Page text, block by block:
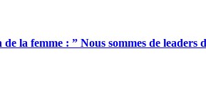
la femme : ” Nous sommes de